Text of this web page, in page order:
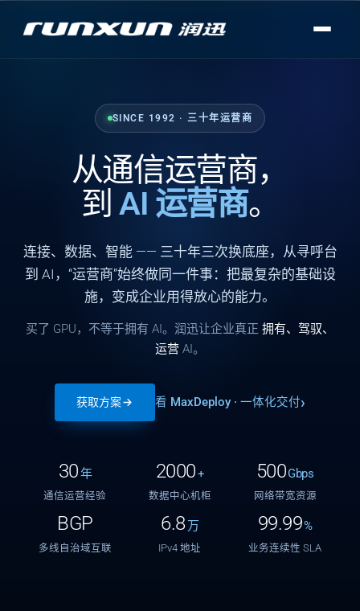
SINCE 1992 · 三十年运营商
从通信运营商，
到 AI 运营商。
连接、 数据、 智能—— 三十年三次换底座，从寻呼台
到 AI，“运营商”始终做同一件事：把最复杂的基础设
施，变成企业用得放心的能力。
买了 GPU，不等于拥有 AI。润迅让企业真正 拥有、驾驭、
运营 AI。
获取方案 看 MaxDeploy · 一体化交付
30年
通信运营经验
2000+
数据中心机柜
500Gbps
网络带宽资源
BGP
多线自治域互联
6.8 万
IPv4 地址
99.99%
业务连续性 SLA